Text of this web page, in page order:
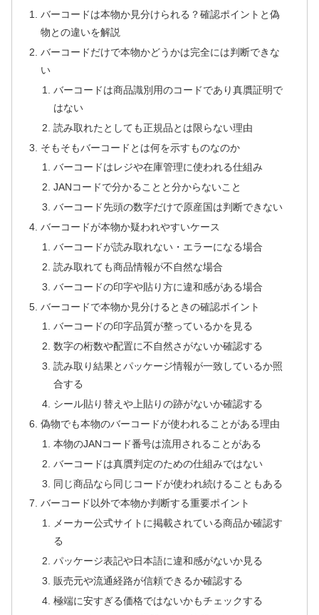
バーコードは本物か見分けられる？確認ポイントと偽
物との違いを解説
バーコードだけで本物かどうかは完全には判断できな
い
バーコードは商品識別用のコードであり真贋証明で
はない
読み取れたとしても正規品とは限らない理由
そもそもバーコードとは何を示すものなのか
バーコードはレジや在庫管理に使われる仕組み
JANコードで分かることと分からないこと
バーコード先頭の数字だけで原産国は判断できない
バーコードが本物か疑われやすいケース
バーコードが読み取れない・エラーになる場合
読み取れても商品情報が不自然な場合
バーコードの印字や貼り方に違和感がある場合
バーコードで本物か見分けるときの確認ポイント
バーコードの印字品質が整っているかを見る
数字の桁数や配置に不自然さがないか確認する
読み取り結果とパッケージ情報が一致しているか照
合する
シール貼り替えや上貼りの跡がないか確認する
偽物でも本物のバーコードが使われることがある理由
本物のJANコード番号は流用されることがある
バーコードは真贋判定のための仕組みではない
同じ商品なら同じコードが使われ続けることもある
バーコード以外で本物か判断する重要ポイント
メーカー公式サイトに掲載されている商品か確認す
る
パッケージ表記や日本語に違和感がないか見る
販売元や流通経路が信頼できるか確認する
極端に安すぎる価格ではないかもチェックする